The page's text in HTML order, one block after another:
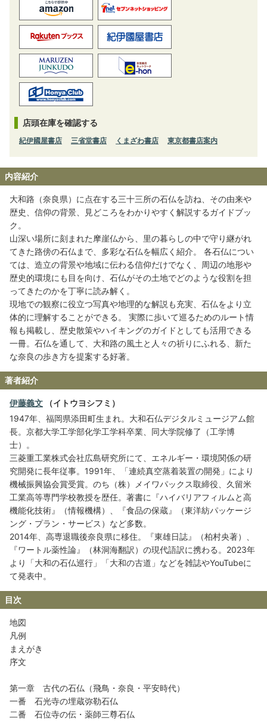
店頭在庫を確認する
紀伊國屋書店 三省堂書店 くまざわ書店 東京都書店案内
内容紹介
大和路（奈良県）に点在する三十三所の石仏を訪ね、その由来や
歴史、信仰の背景、見どころをわかりやすく解説するガイドブッ
ク。
山深い場所に刻まれた摩崖仏から、里の暮らしの中で守り継がれ
てきた路傍の石仏まで、多彩な石仏を幅広く紹介。 各石仏につい
ては、造立の背景や地域に伝わる信仰だけでなく、周辺の地形や
歴史的環境にも目を向け、石仏がその土地でどのような役割を担
ってきたのかを丁寧に読み解く。
現地での観察に役立つ写真や地理的な解説も充実、石仏をより立
体的に理解することができる。 実際に歩いて巡るためのルート情
報も掲載し、歴史散策やハイキングのガイドとしても活用できる
一冊。石仏を通して、大和路の風土と人々の祈りにふれる、新た
な奈良の歩き方を提案する好著。
著者紹介
伊藤義文 （イトウヨシフミ）
1947年、福岡県添田町生まれ。大和石仏デジタルミュージアム館
長。京都大学工学部化学工学科卒業、同大学院修了（工学博
士）。
三菱重工業株式会社広島研究所にて、エネルギー・環境関係の研
究開発に長年従事。1991年、「連続真空蒸着装置の開発」により
機械振興協会賞受賞。のち（株）メイワパックス取締役、久留米
工業高等専門学校教授を歴任。著書に『ハイバリアフィルムと高
機能化技術』（情報機構）、『食品の保蔵』（東洋紡パッケージ
ング・プラン・サービス）など多数。
2014年、高専退職後奈良県に移住。『東雄日誌』（柏村央著）、
『ワートル薬性論』（林洞海翻訳）の現代語訳に携わる。2023年
より「大和の石仏巡行」「大和の古道」などを雑誌やYouTubeに
て発表中。
目次
地図
凡例
まえがき
序文
第一章 古代の石仏（飛鳥・奈良・平安時代）
一番 石光寺の埋蔵弥勒石仏
二番 石位寺の伝・薬師三尊石仏